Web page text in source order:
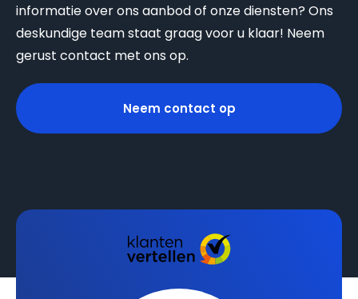
informatie over ons aanbod of onze diensten? Ons
deskundige team staat graag voor u klaar! Neem
gerust contact met ons op.
Neem contact op